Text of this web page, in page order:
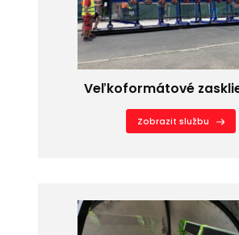
Veľkoformátové
Zobrazit službu